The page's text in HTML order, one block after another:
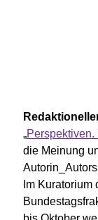
„Perspektiven.
die Meinung
Im Kuratorium